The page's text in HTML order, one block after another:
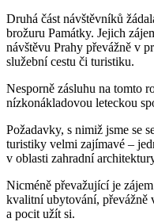
Druhá část návštěvníků
brožuru Památky. Jejich
návštěvu Prahy převážně v
služební cestu či turistiku.
Nesporně zásluhu na tomto
nízkonákladovou leteckou
Požadavky, s nimiž jsme se
turistiky velmi zajímavé –
v oblasti zahradní
Nicméně převažující je
kvalitní ubytování, převážně
a pocit užít si.